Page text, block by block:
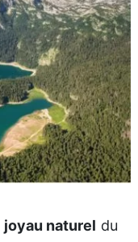
joyau naturel du